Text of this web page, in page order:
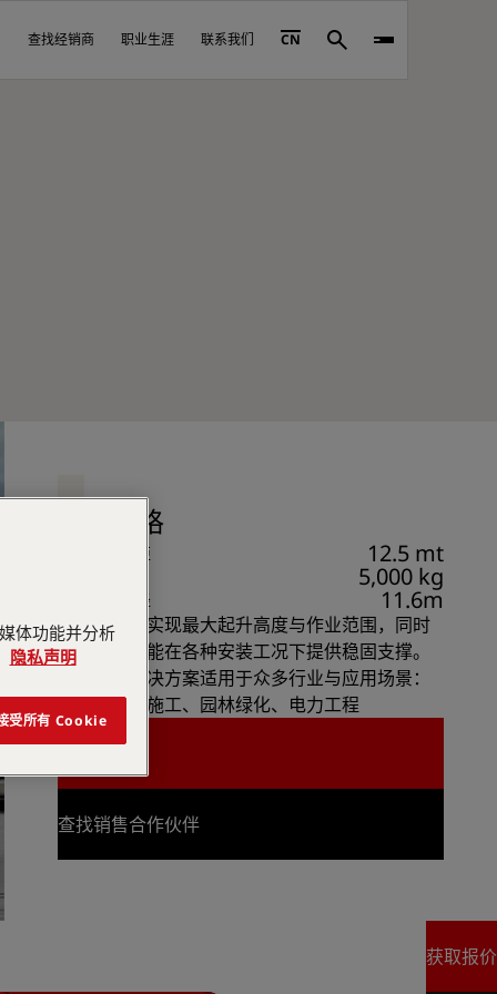
查找经销商 职业生涯 联系我们 CN Search
关键规格
最大起重力矩 12.5 mt
5,000 kg
最大作业半径 11.6m
钢制吊臂可实现最大起升高度与作业范围，同时
大支腿跨距能在各种安装工况下提供稳固支撑。
此多功能解决方案适用于众多行业与应用场景：
石油、工程施工、园林绿化、电力工程
索取报价
查找销售合作伙伴
获取报价
体功能并分析
隐私声明
受所有 Cookie